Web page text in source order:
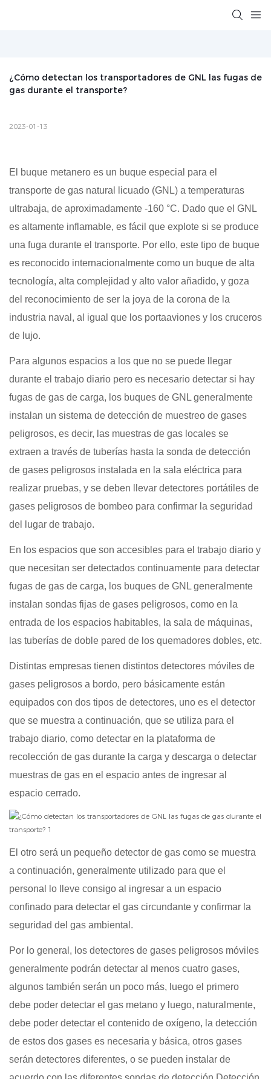
¿Cómo detectan los transportadores de GNL las fugas de
gas durante el transporte?
2023-01-13
El buque metanero es un buque especial para el
transporte de gas natural licuado (GNL) a temperaturas
ultrabaja, de aproximadamente -160 °C. Dado que el GNL
es altamente inflamable, es fácil que explote si se produce
una fuga durante el transporte. Por ello, este tipo de buque
es reconocido internacionalmente como un buque de alta
tecnología, alta complejidad y alto valor añadido, y goza
del reconocimiento de ser la joya de la corona de la
industria naval, al igual que los portaaviones y los cruceros
de lujo.
Para algunos espacios a los que no se puede llegar
durante el trabajo diario pero es necesario detectar si hay
fugas de gas de carga, los buques de GNL generalmente
instalan un sistema de detección de muestreo de gases
peligrosos, es decir, las muestras de gas locales se
extraen a través de tuberías hasta la sonda de detección
de gases peligrosos instalada en la sala eléctrica para
realizar pruebas, y se deben llevar detectores portátiles de
gases peligrosos de bombeo para confirmar la seguridad
del lugar de trabajo.
En los espacios que son accesibles para el trabajo diario y
que necesitan ser detectados continuamente para detectar
fugas de gas de carga, los buques de GNL generalmente
instalan sondas fijas de gases peligrosos, como en la
entrada de los espacios habitables, la sala de máquinas,
las tuberías de doble pared de los quemadores dobles, etc.
Distintas empresas tienen distintos detectores móviles de
gases peligrosos a bordo, pero básicamente están
equipados con dos tipos de detectores, uno es el detector
que se muestra a continuación, que se utiliza para el
trabajo diario, como detectar en la plataforma de
recolección de gas durante la carga y descarga o detectar
muestras de gas en el espacio antes de ingresar al
espacio cerrado.
El otro será un pequeño detector de gas como se muestra
a continuación, generalmente utilizado para que el
personal lo lleve consigo al ingresar a un espacio
confinado para detectar el gas circundante y confirmar la
seguridad del gas ambiental.
Por lo general, los detectores de gases peligrosos móviles
generalmente podrán detectar al menos cuatro gases,
algunos también serán un poco más, luego el primero
debe poder detectar el gas metano y luego, naturalmente,
debe poder detectar el contenido de oxígeno, la detección
de estos dos gases es necesaria y básica, otros gases
serán detectores diferentes, o se pueden instalar de